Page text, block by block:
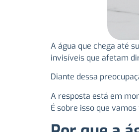
A água que chega até
invisíveis que afetam
Diante dessa
A resposta está em
É sobre isso que